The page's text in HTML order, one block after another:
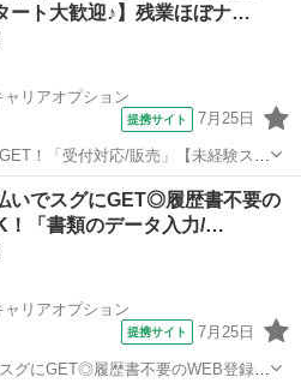
ート大歓迎♪】残業ほぼナ…
リアオプション
提携サイト 7月25日
！「受付対応/販売」【未経験スタ
充！少人数で馴染みやすい♪高時給
いでスグにGET◎履歴書不要の
！「書類のデータ入力/…
リアオプション
提携サイト 7月25日
グにGET◎履歴書不要のWEB登録